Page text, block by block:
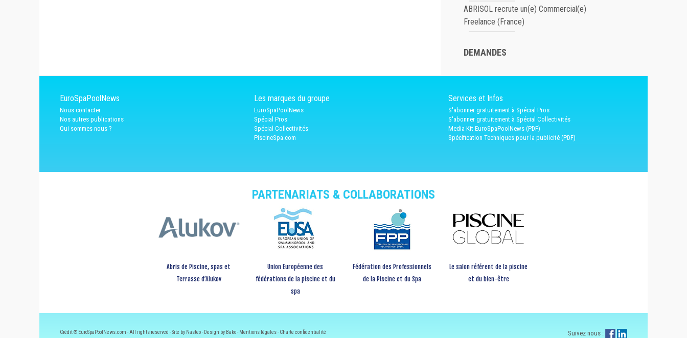
ABRISOL recrute un(e) Commercial(e)
Freelance (France)
DEMANDES
EuroSpaPoolNews
Nous contacter
Nos autres publications
Qui sommes nous ?
Les marques du groupe
EuroSpaPoolNews
Spécial Pros
Spécial Collectivités
PiscineSpa.com
Services et Infos
S'abonner gratuitement à Spécial Pros
S'abonner gratuitement à Spécial Collectivités
Media Kit EuroSpaPoolNews (PDF)
Spécification Techniques pour la publicité (PDF)
PARTENARIATS & COLLABORATIONS
Abris de Piscine, spas et
Terrasse d’Alukov
Union Européenne des
fédérations de la piscine et du
spa
Fédération des Professionnels
de la Piscine et du Spa
Le salon référent de la piscine
et du bien-être
Crédit ® EuroSpaPoolNews.com - All rights reserved - Site by Nasteo - Design by Bako - Mentions légales-Charte confidentialité Suivez nous :